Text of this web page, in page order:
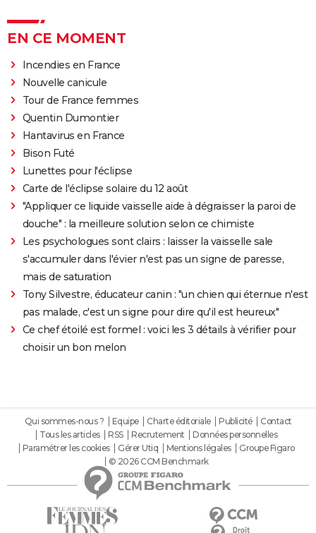
EN CE MOMENT
Incendies en France
Nouvelle canicule
Tour de France femmes
Quentin Dumontier
Hantavirus en France
Bison Futé
Lunettes pour l'éclipse
Carte de l'éclipse solaire du 12 août
"Appliquer ce liquide vaisselle aide à dégraisser la paroi de
douche" : la meilleure solution selon ce chimiste
Les psychologues sont clairs : laisser la vaisselle sale
s'accumuler dans l'évier n'est pas un signe de paresse,
mais de saturation
Tony Silvestre, éducateur canin : "un chien qui éternue n'est
pas malade, c'est un signe pour dire qu'il est heureux"
Ce chef étoilé est formel : voici les 3 détails à vérifier pour
choisir un bon melon
Qui sommes-nous ? Equipe Charte éditoriale Publicité
Contact
Tous les articles
RSS Recrutement
Données personnelles
Paramétrer les cookies
Gérer Utiq Mentions légales
Groupe Figaro
© 2026 CCM Benchmark